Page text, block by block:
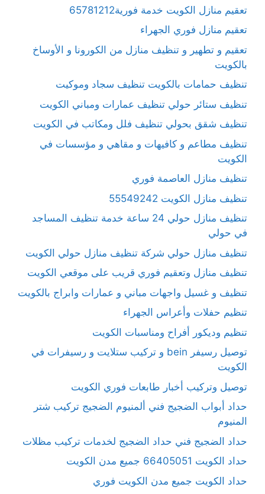
تعقيم منازل الكويت خدمة فورية65781212
تعقيم منازل فوري الجهراء
تعقيم و تطهير و تنظيف منازل من الكورونا و الأوساخ
بالكويت
تنظيف حمامات بالكويت تنظيف سجاد وموكيت
تنظيف ستائر حولي تنظيف عمارات ومباني الكويت
تنظيف شقق بحولي تنظيف فلل ومكاتب في الكويت
تنظيف مطاعم و كافيهات و مقاهي و مؤسسات في
الكويت
تنظيف منازل العاصمة فوري
تنظيف منازل الكويت 55549242
تنظيف منازل حولي 24 ساعة خدمة تنظيف المساجد
في حولي
تنظيف منازل حولي شركة تنظيف منازل حولي الكويت
تنظيف منازل وتعقيم فوري قريب على موقعي الكويت
تنظيف و غسيل واجهات مباني و عمارات وابراج بالكويت
تنظيم حفلات وأعراس الجهراء
تنظيم وديكور أفراح ومناسبات الكويت
توصيل رسيفر bein و تركيب ستلايت و رسيفرات في
الكويت
توصيل وتركيب أخبار طابعات فوري الكويت
حداد أبواب الضجيج فني ألمنيوم الضجيج تركيب شتر
المنيوم
حداد الضجيج فني حداد الضجيج لخدمات تركيب مظلات
حداد الكويت 66405051 جميع مدن الكويت
حداد الكويت جميع مدن الكويت فوري